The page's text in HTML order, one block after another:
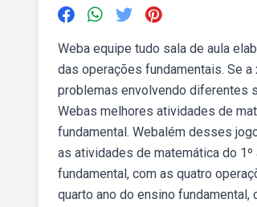
Weba equipe tudo sala de aula
das operações fundamentais. Se
problemas envolvendo diferentes
Webas melhores atividades de
fundamental. Webalém desses
as atividades de matemática do
fundamental, com as quatro
quarto ano do ensino